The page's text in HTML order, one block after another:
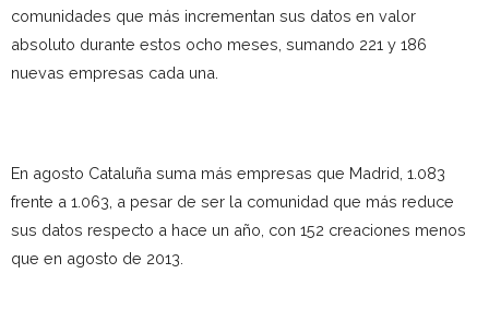
comunidades que más incrementan sus datos en valor
absoluto durante estos ocho meses, sumando 221 y 186
nuevas empresas cada una.
En agosto Cataluña suma más empresas que Madrid, 1.083
frente a 1.063, a pesar de ser la comunidad que más reduce
sus datos respecto a hace un año, con 152 creaciones menos
que en agosto de 2013.